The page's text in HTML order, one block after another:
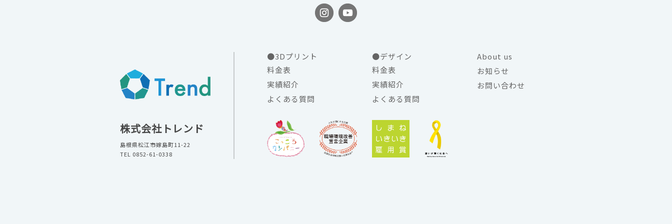
株式会社トレンド
島根県松江市嫁島町11-22
TEL 0852-61-0338
●3Dプリント
料金表
実績紹介
よくある質問
●デザイン
料金表
実績紹介
よくある質問
About us
お知らせ
お問い合わせ